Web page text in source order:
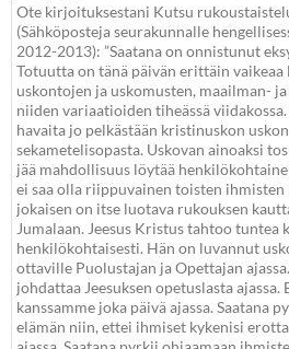
Ote kirjoituksestani Kutsu
(Sähköposteja seurakunnalle
2012-2013): ”Saatana on onnistunut
Totuutta on tänä päivän erittäin vaikeaa
uskontojen ja uskomusten, maailman-
niiden variaatioiden tiheässä
havaita jo pelkästään kristinuskon
sekametelisopasta. Uskovan ainoaksi
jää mahdollisuus löytää
ei saa olla riippuvainen toisten ihmisten
jokaisen on itse luotava rukouksen
Jumalaan. Jeesus Kristus tahtoo tuntea
henkilökohtaisesti. Hän on luvannut
ottaville Puolustajan ja Opettajan
johdattaa Jeesuksen opetuslasta ajassa.
kanssamme joka päivä ajassa. Saatana
elämän niin, ettei ihmiset kykenisi